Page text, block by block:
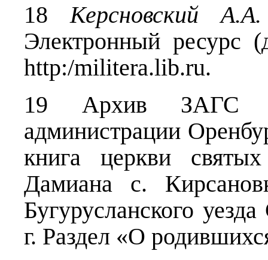
18 Керсновский А.А.
Электронный ресурс
http:/militera.lib.ru.
19 Архив ЗАГС
администрации
книга церкви
Дамиана с.
Бугурусланского
г. Раздел «О